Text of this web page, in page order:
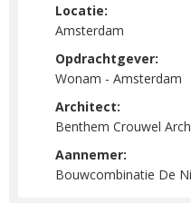
Locatie:
Amsterdam
Opdrachtgever:
Wonam - Amsterdam
Architect:
Benthem Crouwel
Aannemer:
Bouwcombinatie De